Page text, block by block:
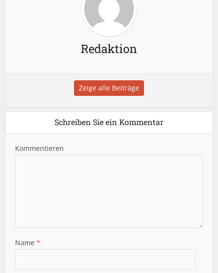
Redaktion
Zeige alle Beiträge
Schreiben Sie ein Kommentar
Kommentieren
Name*